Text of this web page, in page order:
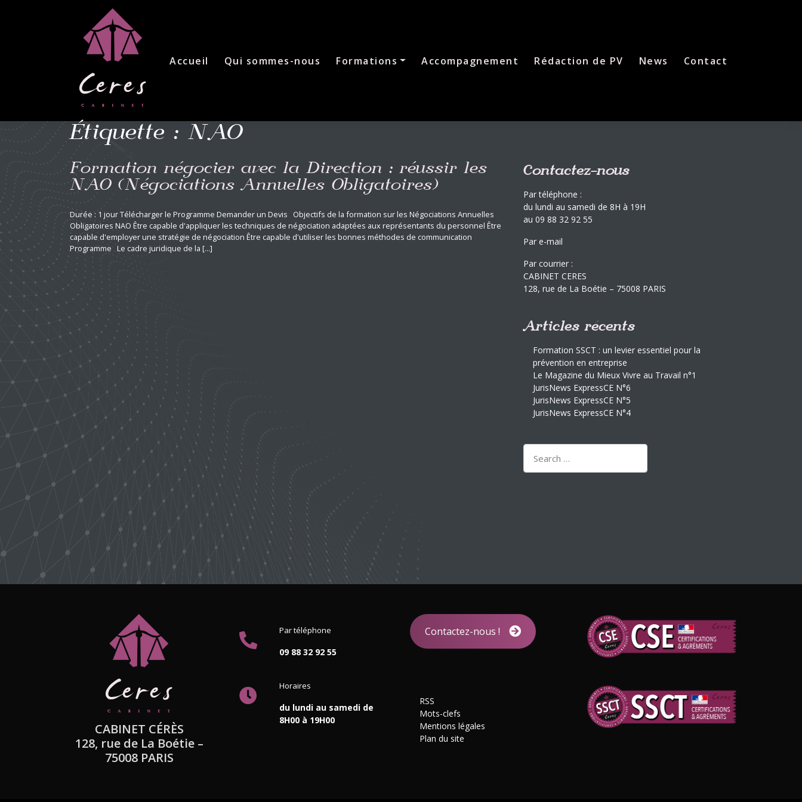
Accueil Qui sommes-nous Formations Accompagnement Rédaction de PV News Contact
Étiquette : NAO
Formation négocier avec la Direction : réussir les
NAO (Négociations Annuelles Obligatoires)
Durée : 1 jour Télécharger le Programme Demander un Devis Objectifs de la formation sur les Négociations Annuelles
Obligatoires NAO Être capable d'appliquer les techniques de négociation adaptées aux représentants du personnel Être
capable d'employer une stratégie de négociation Être capable d'utiliser les bonnes méthodes de communication
Programme Le cadre juridique de la [...]
Contactez-nous
Par téléphone :
du lundi au samedi de 8H à 19H
au 09 88 32 92 55
Par e-mail
Par courrier :
CABINET CERES
128, rue de La Boétie – 75008 PARIS
Articles récents
Formation SSCT : un levier essentiel pour la
prévention en entreprise
Le Magazine du Mieux Vivre au Travail n°1
JurisNews ExpressCE N°6
JurisNews ExpressCE N°5
JurisNews ExpressCE N°4
CABINET CÉRÈS
128, rue de La Boétie –
75008 PARIS
Par téléphone
09 88 32 92 55
Horaires
du lundi au samedi de
8H00 à 19H00
Contactez-nous !
RSS
Mots-clefs
Mentions légales
Plan du site